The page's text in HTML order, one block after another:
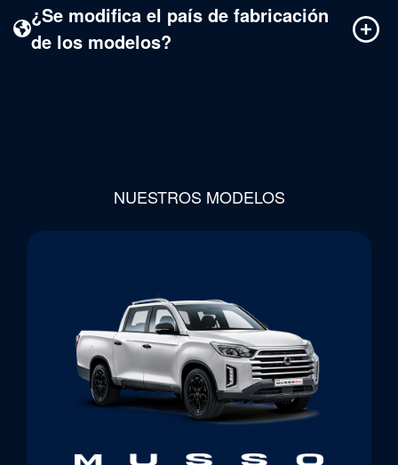
¿Se modifica el país de fabricación
de los modelos?
NUESTROS MODELOS